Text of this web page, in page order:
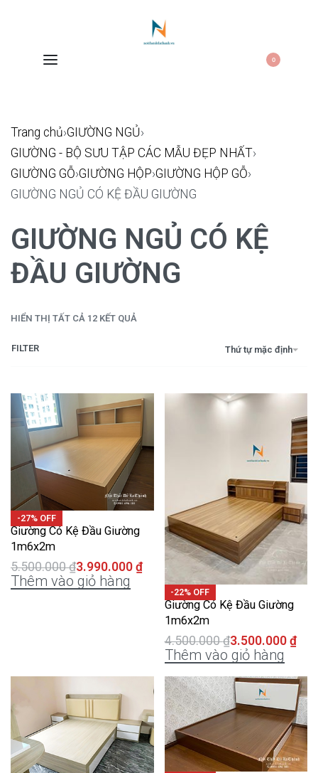
0
Trang chủ›GIƯỜNG NGỦ›
GIƯỜNG - BỘ SƯU TẬP CÁC MẪU ĐẸP NHẤT›
GIƯỜNG GỖ›GIƯỜNG HỘP›GIƯỜNG HỘP GỖ›
GIƯỜNG NGỦ CÓ KỆ ĐẦU GIƯỜNG
GIƯỜNG NGỦ CÓ KỆ
ĐẦU GIƯỜNG
HIỂN THỊ TẤT CẢ 12 KẾT QUẢ
Thứ tự mặc định
FILTER
-27% OFF
Giường Có Kệ Đầu Giường
1m6x2m
5.500.000₫3.990.000 ₫
Thêm vào giỏ hàng
-22% OFF
Giường Có Kệ Đầu Giường
1m6x2m
4.500.000₫3.500.000 ₫
Thêm vào giỏ hàng